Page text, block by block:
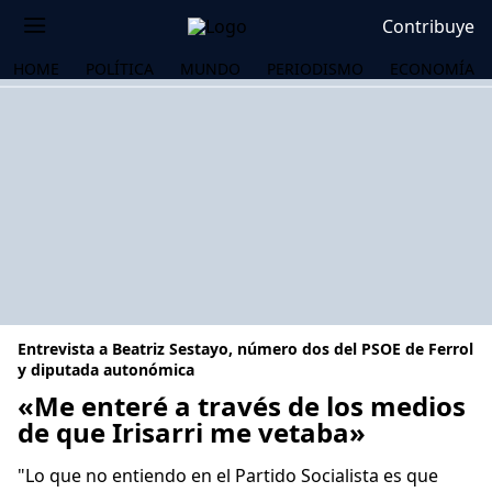
Contribuye
HOME POLÍTICA MUNDO PERIODISMO ECONOMÍA
Entrevista a Beatriz Sestayo, número dos del PSOE de Ferrol
y diputada autonómica
«Me enteré a través de los medios
de que Irisarri me vetaba»
"Lo que no entiendo en el Partido Socialista es que